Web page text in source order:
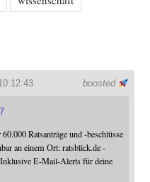
boosted
Ratsanträge und -beschlüsse
an einem Ort: ratsblick.de -
E-Mail-Alerts für deine